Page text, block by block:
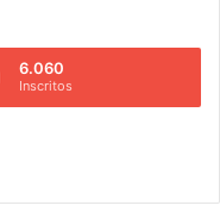
6.060
Inscritos